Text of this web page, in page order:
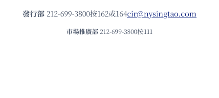
發⾏部 212-699-3800按162或164cir@nysingtao.com
市場推廣部 212-699-3800按111